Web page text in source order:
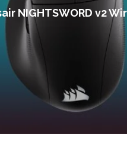
NIGHTSWORD v2